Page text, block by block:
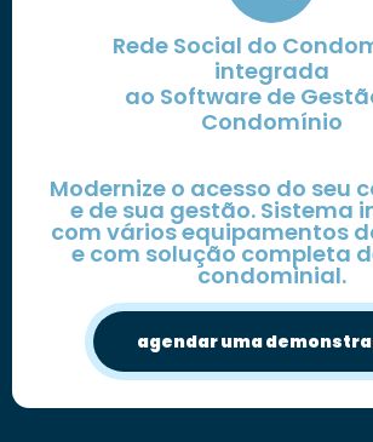
Rede Social do
integrada
ao Software de
Condomínio
Modernize o acesso do seu
e de sua gestão. Sistema
com vários equipamentos
e com solução completa
condominial.
agendar uma